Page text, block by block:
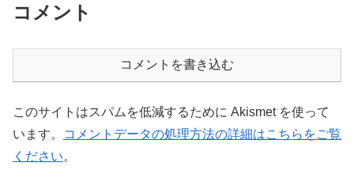
コメント
コメントを書き込む
このサイトはスパムを低減するために Akismet を使って
います。
コメントデータの処理方法の詳細はこちらをご覧
ください。